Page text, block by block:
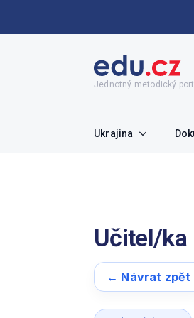
Jednotný metodický
Ukrajina
Učitel/ka
← Návrat zpět